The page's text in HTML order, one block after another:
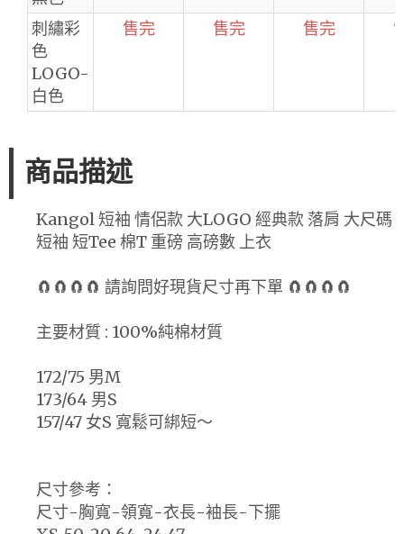
刺繡彩
色
LOGO-
白色
售完 售完 售完
商品描述
Kangol 短袖 情侶款 大LOGO 經典款 落肩 大尺碼
短袖 短Tee 棉T 重磅 高磅數 上衣
🧲🧲🧲🧲 請詢問好現貨尺寸再下單 🧲🧲🧲🧲
主要材質 : 100%純棉材質
172/75 男M
173/64 男S
157/47 女S 寬鬆可綁短～
尺寸參考：
尺寸-胸寬-領寬-衣長-袖長-下擺